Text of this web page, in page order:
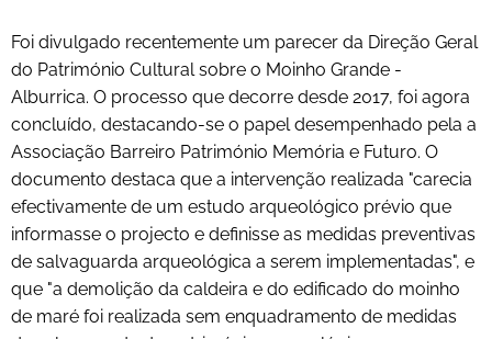
Foi divulgado recentemente um parecer da Direção Geral
do Património Cultural sobre o Moinho Grande -
Alburrica. O processo que decorre desde 2017, foi agora
concluído, destacando-se o papel desempenhado pela a
Associação Barreiro Património Memória e Futuro. O
documento destaca que a intervenção realizada "carecia
efectivamente de um estudo arqueológico prévio que
informasse o projecto e definisse as medidas preventivas
de salvaguarda arqueológica a serem implementadas", e
que "a demolição da caldeira e do edificado do moinho
de maré foi realizada sem enquadramento de medidas